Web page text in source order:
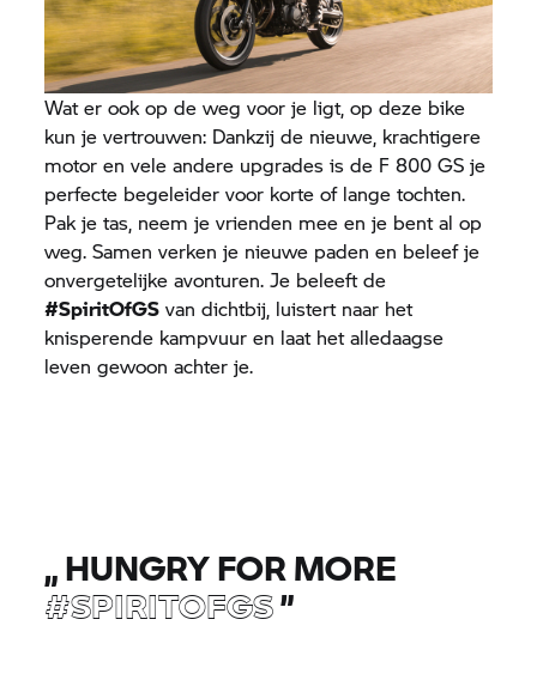
Wat er ook op de weg voor je ligt, op deze bike
kun je vertrouwen: Dankzij de nieuwe, krachtigere
motor en vele andere upgrades is de F 800 GS je
perfecte begeleider voor korte of lange tochten.
Pak je tas, neem je vrienden mee en je bent al op
weg. Samen verken je nieuwe paden en beleef je
onvergetelijke avonturen. Je beleeft de
#SpiritOfGS van dichtbij, luistert naar het
knisperende kampvuur en laat het alledaagse
leven gewoon achter je.
„HUNGRY FOR MORE
#SPIRITOFGS”